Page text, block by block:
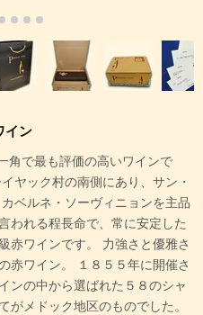
イン
角で最も評価の高いワインで
ヤック村の南側にあり、サン・
ベルネ・ソーヴィニョンを主品
われる程長命で、常に安定した
赤ワインです。 力強さと優雅さ
赤ワイン。 １８５５年に開催さ
ンの中から選ばれた５８のシャ
がメドック地区のものでした。